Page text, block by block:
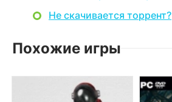
Не скачивается торрент?
Похожие игры